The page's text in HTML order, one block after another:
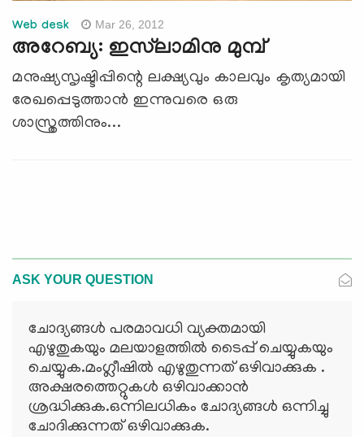
Web desk Mar 26, 2012
അറേബ്യ: ഇസ്‌ലാമിനു മുമ്പ്
മനുഷ്യസൃഷ്ടിപ്പിന്റെ ലക്ഷ്യവും കാലവും കൃത്യമായി
രേഖപ്പെടുത്താന്‍ ഇന്നുവരെ ഒരു
ശാസ്ത്രത്തിനും...
ASK YOUR QUESTION
ചോദ്യങ്ങള്‍ പരമാവധി വ്യക്തമായി
എഴുതുകയും മലയാളത്തില്‍ ടൈപ്പ് ചെയ്യുകയും
ചെയ്യുക.മംഗ്ലീഷില്‍ എഴുതുന്നത് ഒഴിവാക്കുക .
അക്ഷരത്തെറ്റുകള്‍ ഒഴിവാക്കാന്‍
ശ്രദ്ധിക്കുക.ഒന്നിലധികം ചോദ്യങ്ങള്‍ ഒന്നിച്ചു
ചോദിക്കുന്നത് ഒഴിവാക്കുക.